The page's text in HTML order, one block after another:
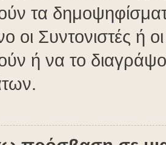
τα
οι Συντονιστές ή
ή να το